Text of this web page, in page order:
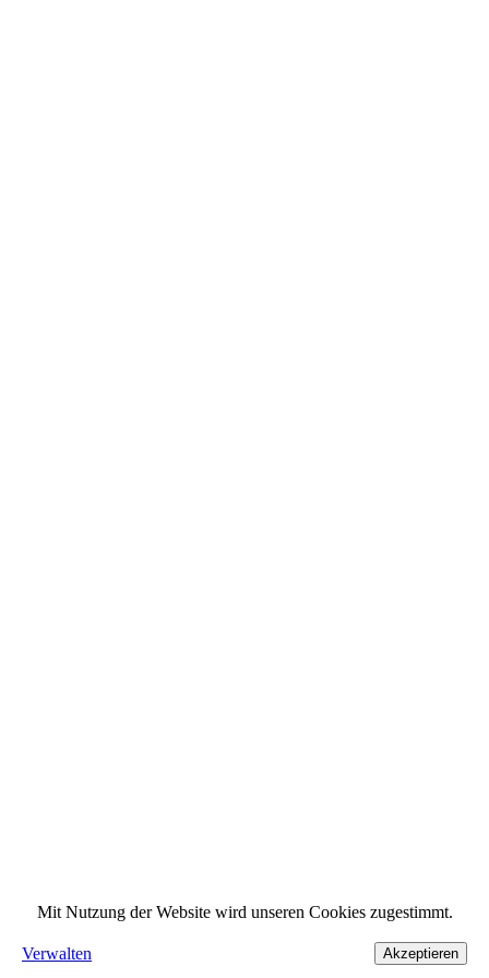
Mit Nutzung der Website wird unseren Cookies zugestimmt.
Verwalten Akzeptieren